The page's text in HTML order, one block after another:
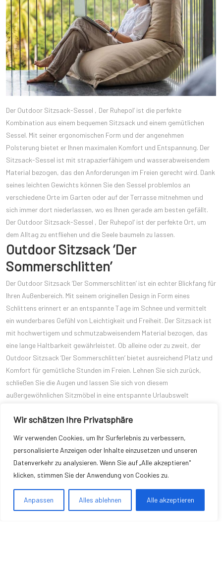
Wir schätzen Ihre Privatsphäre
Wir verwenden Cookies, um Ihr Surferlebnis zu verbessern,
personalisierte Anzeigen oder Inhalte einzusetzen und unseren
Datenverkehr zu analysieren. Wenn Sie auf „Alle akzeptieren"
klicken, stimmen Sie der Anwendung von Cookies zu.
Anpassen Alles ablehnen Alle akzeptieren
Der Outdoor Sitzsack-Sessel ‚Der Ruhepol‘ ist die perfekte
Kombination aus einem bequemen Sitzsack und einem gemütlichen
Sessel. Mit seiner ergonomischen Form und der angenehmen
Polsterung bietet er Ihnen maximalen Komfort und Entspannung. Der
Sitzsack-Sessel ist mit strapazierfähigem und wasserabweisendem
Material bezogen, das den Anforderungen im Freien gerecht wird. Dank
seines leichten Gewichts können Sie den Sessel problemlos an
verschiedene Orte im Garten oder auf der Terrasse mitnehmen und
sich immer dort niederlassen, wo es Ihnen gerade am besten gefällt.
Der Outdoor Sitzsack-Sessel ‚Der Ruhepol‘ ist der perfekte Ort, um
dem Alltag zu entfliehen und die Seele baumeln zu lassen.
Outdoor Sitzsack ‘Der
Sommerschlitten’
Der Outdoor Sitzsack ‘Der Sommerschlitten’ ist ein echter Blickfang für
Ihren Außenbereich. Mit seinem originellen Design in Form eines
Schlittens erinnert er an entspannte Tage im Schnee und vermittelt
ein wunderbares Gefühl von Leichtigkeit und Freiheit. Der Sitzsack ist
mit hochwertigem und schmutzabweisendem Material bezogen, das
eine lange Haltbarkeit gewährleistet. Ob alleine oder zu zweit, der
Outdoor Sitzsack ‘Der Sommerschlitten’ bietet ausreichend Platz und
Komfort für gemütliche Stunden im Freien. Lehnen Sie sich zurück,
schließen Sie die Augen und lassen Sie sich von diesem
außergewöhnlichen Sitzmöbel in eine entspannte Urlaubswelt
Diese vorgestellten Produkte – Outdoor Sitzsack ‚Der Sundowner‘,
Outdoor Sitzsack-Sessel ‚Der Ruhepol‘ und Outdoor Sitzsack ‘Der
Sommerschlitten’ – laden Sie ein, das Urlaubsgefühl in Ihrem eigenen
Garten zu erleben. Lehnen Sie sich zurück, genießen Sie die Sonne und
lassen Sie sich von der Gemütlichkeit und Bequemlichkeit dieser
in Ihrem ganz persönlichen Urlaubsparadies.